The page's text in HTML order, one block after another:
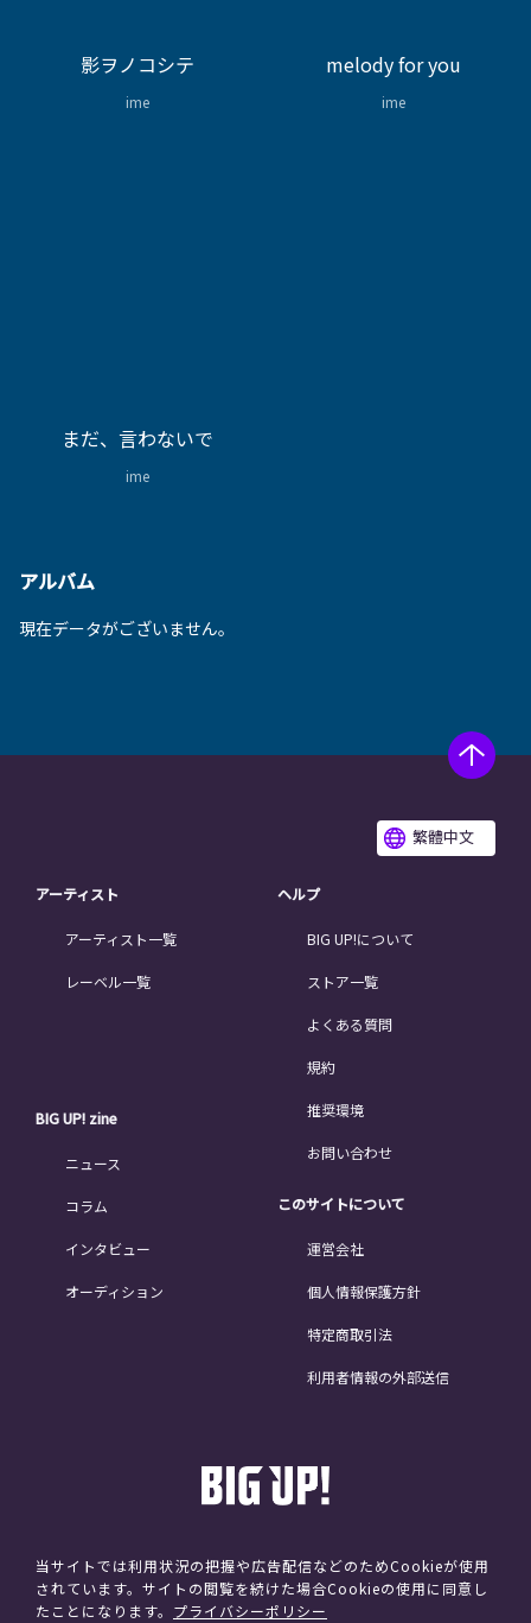
影ヲノコシテ
ime
melody for you
ime
まだ、言わないで
ime
アルバム
現在データがございません。
繁體中文
アーティスト
アーティスト一覧
レーベル一覧
BIG UP! zine
ニュース
コラム
インタビュー
オーディション
ヘルプ
BIG UP!について
ストア一覧
よくある質問
規約
推奨環境
お問い合わせ
このサイトについて
運営会社
個人情報保護方針
特定商取引法
利用者情報の外部送信
©avex
当サイトでは利用状況の把握や広告配信などのためCookieが使用
されています。サイトの閲覧を続けた場合Cookieの使用に同意し
たことになります。 プライバシーポリシー